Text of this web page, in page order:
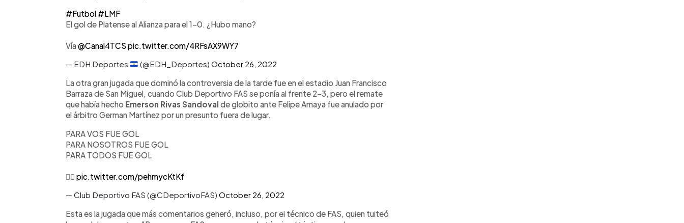
#Futbol #LMF
El gol de Platense al Alianza para el 1-0. ¿Hubo mano?
Vía@Canal4TCS pic.twitter.com/4RFsAX9WY7
— EDH Deportes
(@EDH_Deportes)October 26, 2022
La otra gran jugada que dominó la controversia de la tarde fue en el estadio Juan Francisco
Barraza de San Miguel, cuando Club Deportivo FAS se ponía al frente 2-3, pero el remate
que había hecho Emerson Rivas Sandoval de globito ante Felipe Amaya fue anulado por
el árbitro German Martínez por un presunto fuera de lugar.
PARA VOS FUE GOL
PARA NOSOTROS FUE GOL
PARA TODOS FUE GOL
🤦‍♂️ pic.twitter.com/pehmycKtKf
— Club Deportivo FAS (@CDeportivoFAS) October 26, 2022
Esta es la jugada que más comentarios generó, incluso, por el técnico de FAS, quien tuiteó